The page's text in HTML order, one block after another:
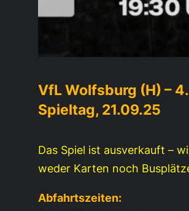
VfL Wolfsburg (H) – 4.
Spieltag, 21.09.25
Das Spiel ist ausverkauft –
weder Karten noch
Abfahrtszeiten: